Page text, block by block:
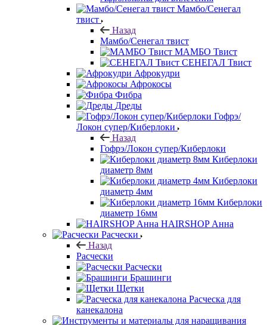
Мамбо/Сенегал
твист
Назад
Мамбо/Сенегал твист
МАМБО Твист
СЕНЕГАЛ Твист
Афрокудри
Афрокосы
Фибра
Дреды
Гофрэ/
Локон супер/Киберлоки
Назад
Гофрэ/Локон супер/Киберлоки
Киберлоки
диаметр 8мм
Киберлоки
диаметр 4мм
Киберлоки
диаметр 16мм
HAIRSHOP Анна
Расчески
Назад
Расчески
Расчески
Брашинги
Щетки
Расческа для
канекалона